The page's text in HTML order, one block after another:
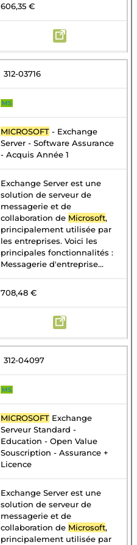
606,35 €
312-03716
MS
MICROSOFT - Exchange
Server - Software Assurance
- Acquis Année 1
Exchange Server est une
solution de serveur de
messagerie et de
collaboration de Microsoft,
principalement utilisée par
les entreprises. Voici les
principales fonctionnalités :
Messagerie d'entreprise...
708,48 €
312-04097
MS
MICROSOFT Exchange
Serveur Standard -
Education - Open Value
Souscription - Assurance +
Licence
Exchange Server est une
solution de serveur de
messagerie et de
collaboration de Microsoft,
principalement utilisée par